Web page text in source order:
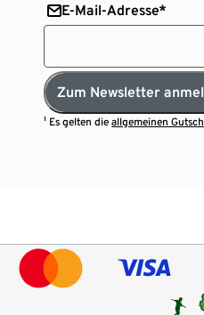
E-Mail-Adresse*
Zum Newsletter
¹ Es gelten dieallgemeinen